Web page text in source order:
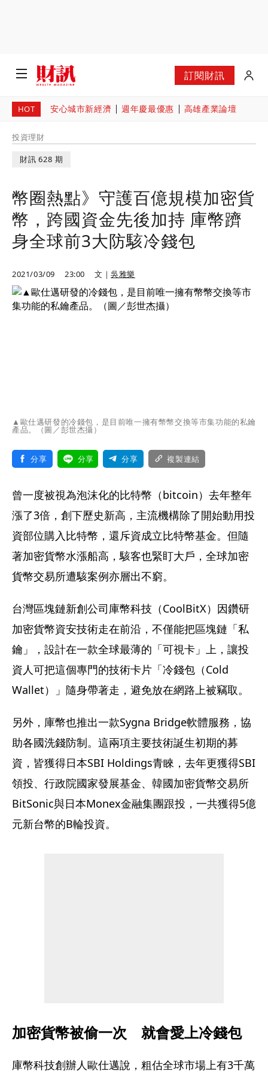
訂閱財訊
HOT 安心城市新經濟 週年慶最優惠 高雄產業論壇
投資理財
財訊 628 期
幣圈熱點》守護百億規模加密貨
幣，跨國資金先後加持 庫幣躋
身全球前3大防駭冷錢包
2021/03/09 23:00 文｜吳雅樂
▲歐仕邁研發的冷錢包，是目前唯一擁有幣幣交換等市集功能的私鑰
產品。（圖／彭世杰攝）
分享 分享 分享 複製連結
曾一度被視為泡沫化的比特幣（bitcoin）去年整年
漲了3倍，創下歷史新高，主流機構除了開始動用投
資部位購入比特幣，還斥資成立比特幣基金。但隨
著加密貨幣水漲船高，駭客也緊盯大戶，全球加密
貨幣交易所遭駭案例亦層出不窮。
台灣區塊鏈新創公司庫幣科技（CoolBitX）因鑽研
加密貨幣資安技術走在前沿，不僅能把區塊鏈「私
鑰」，設計在一款全球最薄的「可視卡」上，讓投
資人可把這個專門的技術卡片「冷錢包（Cold
Wallet）」隨身帶著走，避免放在網路上被竊取。
另外，庫幣也推出一款Sygna Bridge軟體服務，協
助各國洗錢防制。這兩項主要技術誕生初期的募
資，皆獲得日本SBI Holdings青睞，去年更獲得SBI
領投、行政院國家發展基金、韓國加密貨幣交易所
BitSonic與日本Monex金融集團跟投，一共獲得5億
元新台幣的B輪投資。
加密貨幣被偷一次　就會愛上冷錢包
庫幣科技創辦人歐仕邁說，粗估全球市場上有3千萬